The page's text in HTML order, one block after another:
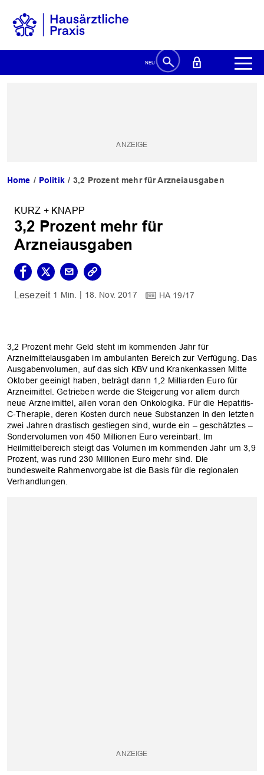
Home Politik 3,2 Prozent mehr für Arzneiausgaben
KURZ + KNAPP
3,2 Prozent mehr für
Arzneiausgaben
1 Min. 18. Nov. 2017 HA 19/17
3,2 Prozent mehr Geld steht im kommenden Jahr für
Arzneimittelausgaben im ambulanten Bereich zur Verfügung. Das
Ausgabenvolumen, auf das sich KBV und Krankenkassen Mitte
Oktober geeinigt haben, beträgt dann 1,2 Milliarden Euro für
Arzneimittel. Getrieben werde die Steigerung vor allem durch
neue Arzneimittel, allen voran den Onkologika. Für die Hepatitis-
C-Therapie, deren Kosten durch neue Substanzen in den letzten
zwei Jahren drastisch gestiegen sind, wurde ein – geschätztes –
Sondervolumen von 450 Millionen Euro vereinbart. Im
Heilmittelbereich steigt das Volumen im kommenden Jahr um 3,9
Prozent, was rund 230 Millionen Euro mehr sind. Die
bundesweite Rahmenvorgabe ist die Basis für die regionalen
Verhandlungen.